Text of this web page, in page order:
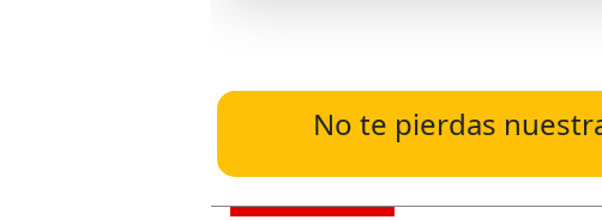
No te pierdas